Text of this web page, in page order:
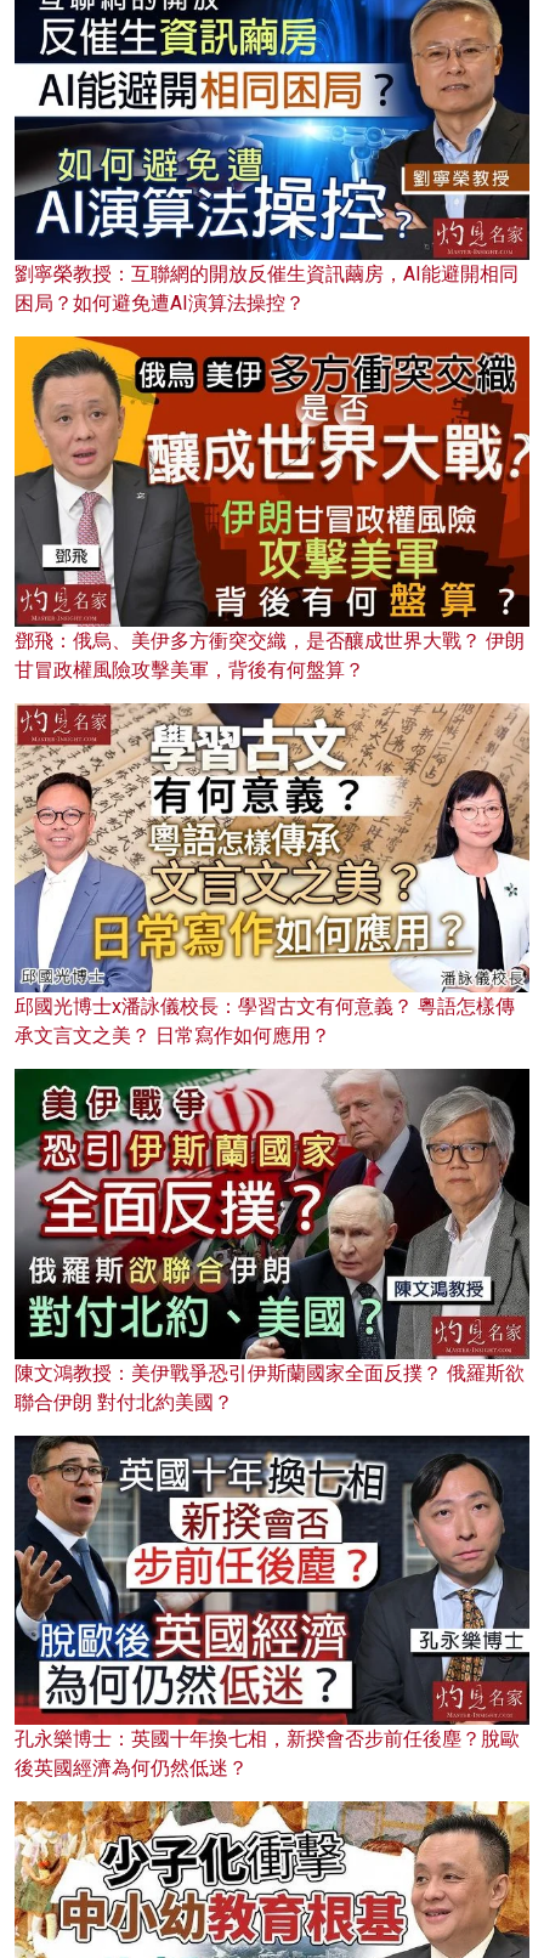
劉寧榮教授：互聯網的開放反催生資訊繭房，AI能避開相同
困局？如何避免遭AI演算法操控？
鄧飛：俄烏、美伊多方衝突交織，是否釀成世界大戰？ 伊朗
甘冒政權風險攻擊美軍，背後有何盤算？
邱國光博士x潘詠儀校長：學習古文有何意義？ 粵語怎樣傳
承文言文之美？ 日常寫作如何應用？
陳文鴻教授：美伊戰爭恐引伊斯蘭國家全面反撲？ 俄羅斯欲
聯合伊朗 對付北約美國？
孔永樂博士：英國十年換七相，新揆會否步前任後塵？脫歐
後英國經濟為何仍然低迷？